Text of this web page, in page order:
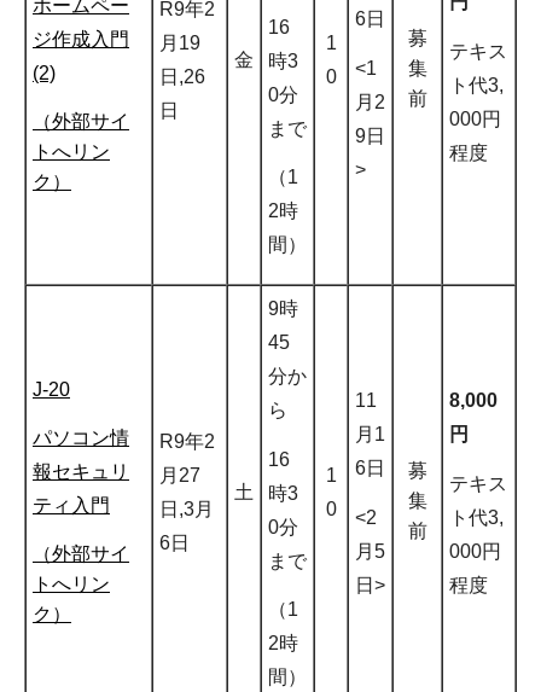
ホームペー
ジ作成入門
(2)
（外部サイ
トへリン
ク）
R9年2
月19
日,26
日
金
16
時3
0分
まで
（1
2時
間）
1
0
6日
<1
月2
9日
>
募
集
前
テキス
ト代3,
000円
程度
J-20
パソコン情
報セキュリ
ティ入門
（外部サイ
トへリン
ク）
R9年2
月27
日,3月
6日
土
9時
45
分か
ら
16
時3
0分
まで
（1
2時
間）
1
0
11
月1
6日
<2
月5
日>
募
集
前
8,000
円
テキス
ト代3,
000円
程度